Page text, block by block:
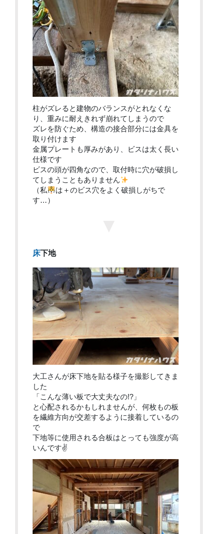
柱がズレると建物のバランスがとれなくな
り、重みに耐えきれず崩れてしまうので
ズレを防ぐため、構造の接合部分には金具を
取り付けます
金属プレートも厚みがあり、ビスは太く長い
仕様です
ビスの頭が四角なので、取付時に穴が破損し
てしまうこともありません
（私
は＋のビス穴をよく破損しがちで
す…）
床下地
大工さんが床下地を貼る様子を撮影してきま
した
「こんな薄い板で大丈夫なの!?」
と心配されるかもしれませんが、何枚もの板
を繊維方向が交差するように接着しているの
で
下地等に使用される合板はとっても強度が高
いんです✌